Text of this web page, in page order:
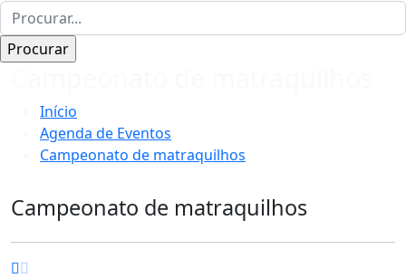
Início
Agenda de Eventos
Campeonato de matraquilhos
Campeonato de matraquilhos